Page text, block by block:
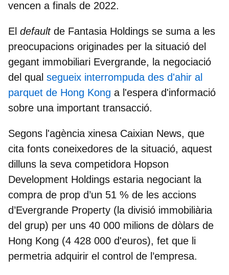
vencen a finals de 2022.
El defaultde Fantasia Holdings se suma a les
preocupacions originades per la situació del
gegant immobiliari Evergrande, la negociació
del qual segueix interrompuda des d'ahir al
parquet de Hong Kong a l'espera d'informació
sobre una important transacció.
Segons l'agència xinesa Caixian News, que
cita fonts coneixedores de la situació, aquest
dilluns la seva competidora Hopson
Development Holdings estaria negociant la
compra de prop d’un 51 % de les accions
d’Evergrande Property (la divisió immobiliària
del grup) per uns 40 000 milions de dòlars de
Hong Kong (4 428 000 d'euros), fet que li
permetria adquirir el control de l’empresa.